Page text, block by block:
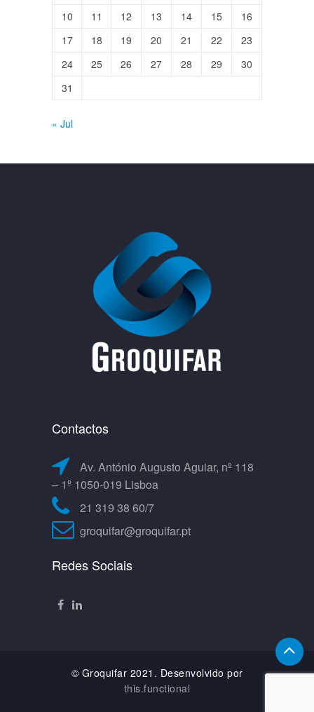
10
11 12 13 14 15
16
17
18 19 20 21 22
23
24
25 26 27 28 29
30
31
« Jul
Contactos
Av. António Augusto Aguiar, nº 118
– 1º 1050-019 Lisboa
21 319 38 60/7
groquifar@groquifar.pt
Redes Sociais
© Groquifar 2021. Desenvolvido por
this.functional